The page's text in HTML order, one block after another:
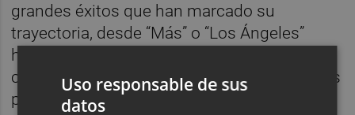
grandes éxitos que han marcado su
trayectoria, desde “Más” o “Los Ángeles”
hasta “Mariposas” y “Formentera”,
combinándolos con momentos más íntimos
protagonizados por baladas como “Vas a
Uso responsable de sus
datos